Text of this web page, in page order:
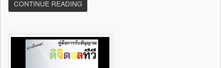
CONTINUE READING